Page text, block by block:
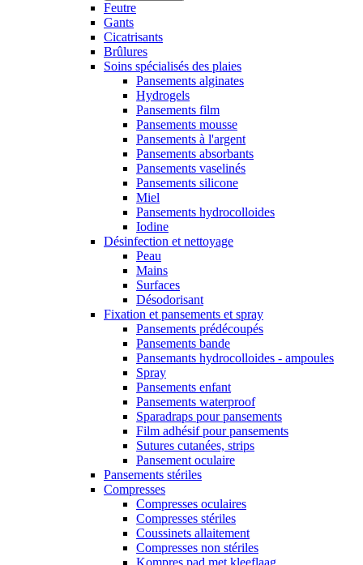
Feutre
Gants
Cicatrisants
Brûlures
Soins spécialisés des plaies
Pansements alginates
Hydrogels
Pansements film
Pansements mousse
Pansements à l'argent
Pansements absorbants
Pansements vaselinés
Pansements silicone
Miel
Pansements hydrocolloides
Iodine
Désinfection et nettoyage
Peau
Mains
Surfaces
Désodorisant
Fixation et pansements et spray
Pansements prédécoupés
Pansements bande
Pansemants hydrocolloides - ampoules
Spray
Pansements enfant
Pansements waterproof
Sparadraps pour pansements
Film adhésif pour pansements
Sutures cutanées, strips
Pansement oculaire
Pansements stériles
Compresses
Compresses oculaires
Compresses stériles
Coussinets allaitement
Compresses non stériles
Kompres pad met kleeflaag